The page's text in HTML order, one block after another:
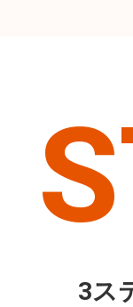
3ス